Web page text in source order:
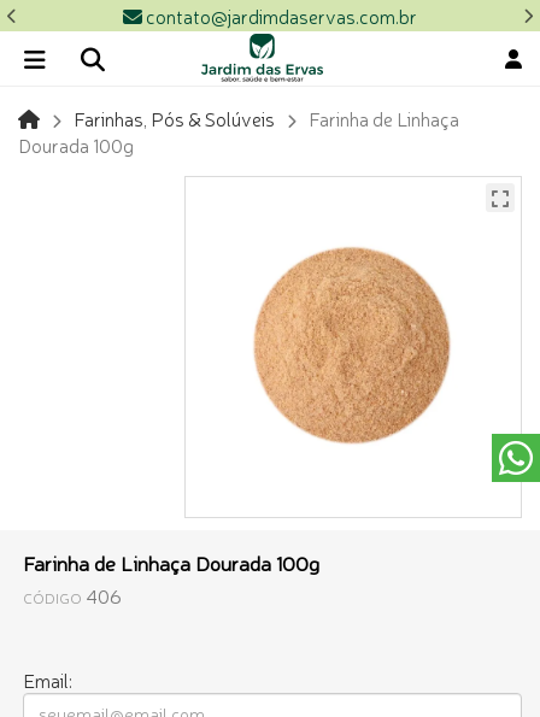
contato@jardimdaservas.com.br
Farinhas, Pós & Solúveis
Farinha de Linhaça
Dourada 100g
Farinha de Linhaça Dourada 100g
CÓDIGO 406
Email: